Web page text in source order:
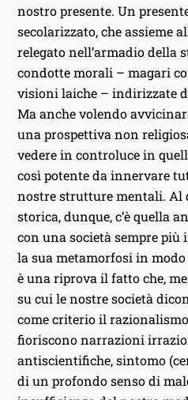
nostro presente. Un
secolarizzato, che assieme
relegato nell’armadio della
condotte morali – magari
visioni laiche – indirizzate
Ma anche volendo
una prospettiva non
vedere in controluce in
così potente da innervare
nostre strutture mentali. Al
storica, dunque, c’è quella
con una società sempre
la sua metamorfosi in
è una riprova il fatto che,
su cui le nostre società
come criterio il
fioriscono narrazioni
antiscientifiche, sintomo
di un profondo senso di